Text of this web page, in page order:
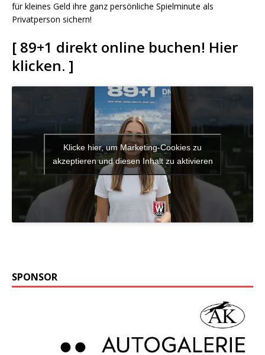
für kleines Geld ihre ganz persönliche Spielminute als
Privatperson sichern!
[ 89+1 direkt online buchen! Hier
klicken. ]
Klicke hier, um Marketing-Cookies zu
akzeptieren und diesen Inhalt zu aktivieren
SPONSOR